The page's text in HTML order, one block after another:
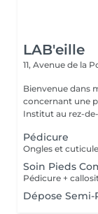
LAB'eille
11, Avenue de la
Bienvenue dans
concernant une
Institut au rez-
Pédicure
Ongles et
Soin Pieds
Pédicure +
Dépose